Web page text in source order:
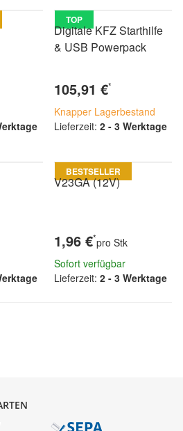
TOP
Digitale KFZ Starthilfe
& USB Powerpack
105,91 €*
Knapper Lagerbestand
Lieferzeit: 2 - 3 Werktage
BESTSELLER
V23GA (12V)
1,96 €*pro Stk
Sofort verfügbar
Lieferzeit: 2 - 3 Werktage